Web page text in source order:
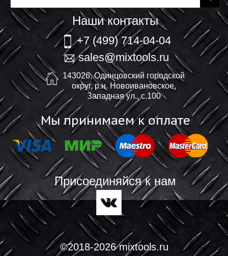
Наши контакты
+7 (499) 714-04-04
sales@mixtools.ru
143026, Одинцовский городской
округ, р.н. Новоивановское,
Западная ул., с.100
Мы принимаем к оплате
Присоединяйся к нам
©2018-2026 mixtools.ru